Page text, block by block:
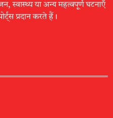
स्वास्थ्य या अन्य महत्वपूर्ण घटनाएँ
प्रदान करते हैं।